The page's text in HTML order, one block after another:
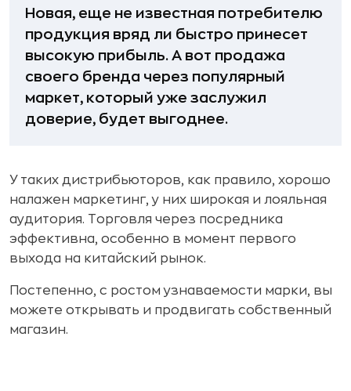
Новая, еще не известная потребителю
продукция вряд ли быстро принесет
высокую прибыль. А вот продажа
своего бренда через популярный
маркет, который уже заслужил
доверие, будет выгоднее.
У таких дистрибьюторов, как правило, хорошо
налажен маркетинг, у них широкая и лояльная
аудитория. Торговля через посредника
эффективна, особенно в момент первого
выхода на китайский рынок.
Постепенно, с ростом узнаваемости марки, вы
можете открывать и продвигать собственный
магазин.